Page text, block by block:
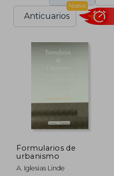
Anticuarios
Nuevo
Formularios de
urbanismo
A. Iglesias Linde